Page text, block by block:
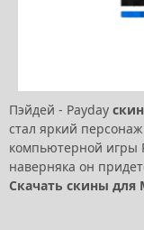
Пэйдей - Payday
стал яркий
компьютерной игры
наверняка он
Скачать скины для